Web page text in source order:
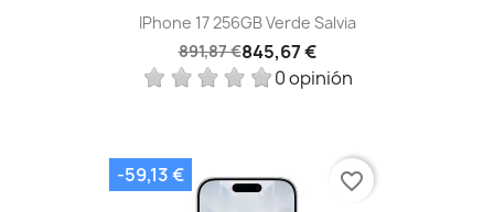
IPhone 17 256GB Verde Salvia
891,87 €845,67 €
0 opinión
-59,13 € favorite_border